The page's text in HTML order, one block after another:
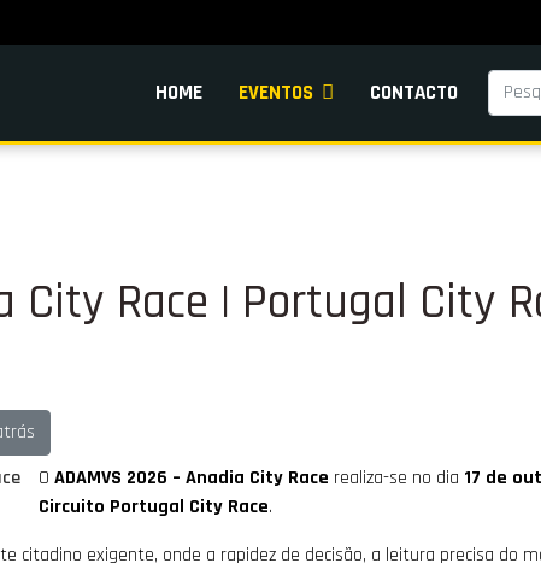
HOME EVENTOS CONTACTO
City Race | Portugal City
O ADAMVS 2026 – Anadia City Race realiza-se no dia 17 de
Circuito Portugal City Race.
citadino exigente, onde a rapidez de decisão, a leitura precisa do